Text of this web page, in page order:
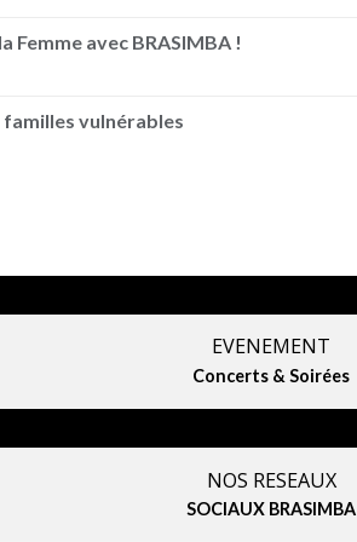
avec BRASIMBA !
vulnérables
EVENEMENT
Concerts & Soirées
NOS RESEAUX
SOCIAUX BRASIMBA